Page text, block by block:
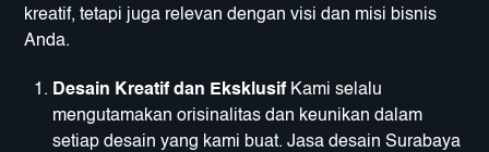
kreatif, tetapi juga relevan dengan visi dan misi bisnis
Anda.
Desain Kreatif dan Eksklusif Kami selalu
mengutamakan orisinalitas dan keunikan dalam
setiap desain yang kami buat. Jasa desain Surabaya